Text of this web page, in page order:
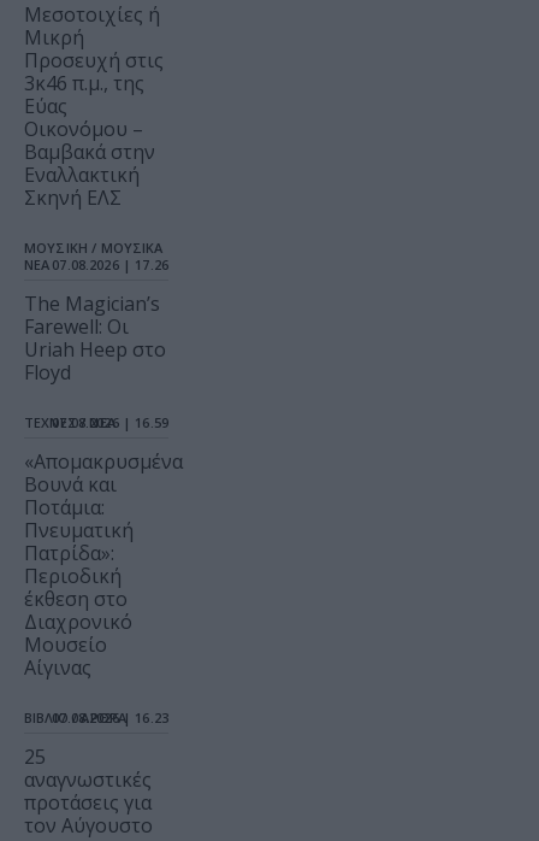
Μεσοτοιχίες ή
Μικρή
Προσευχή στις
3κ46 π.μ., της
Εύας
Οικονόμου –
Βαμβακά στην
Εναλλακτική
Σκηνή ΕΛΣ
ΜΟΥΣΙΚΗ / ΜΟΥΣΙΚΑ
ΝΕΑ 07.08.2026 | 17.26
The Magician’s
Farewell: Οι
Uriah Heep στο
Floyd
ΤΕΧΝΕΣ / ΝΕΑ
07.08.2026 | 16.59
«Απομακρυσμένα
Βουνά και
Ποτάμια:
Πνευματική
Πατρίδα»:
Περιοδική
έκθεση στο
Διαχρονικό
Μουσείο
Αίγινας
ΒΙΒΛΙΟ / ΑΡΘΡΑ
07.08.2026 | 16.23
25
αναγνωστικές
προτάσεις για
τον Αύγουστο